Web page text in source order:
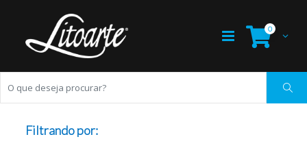
0
Filtrando por: